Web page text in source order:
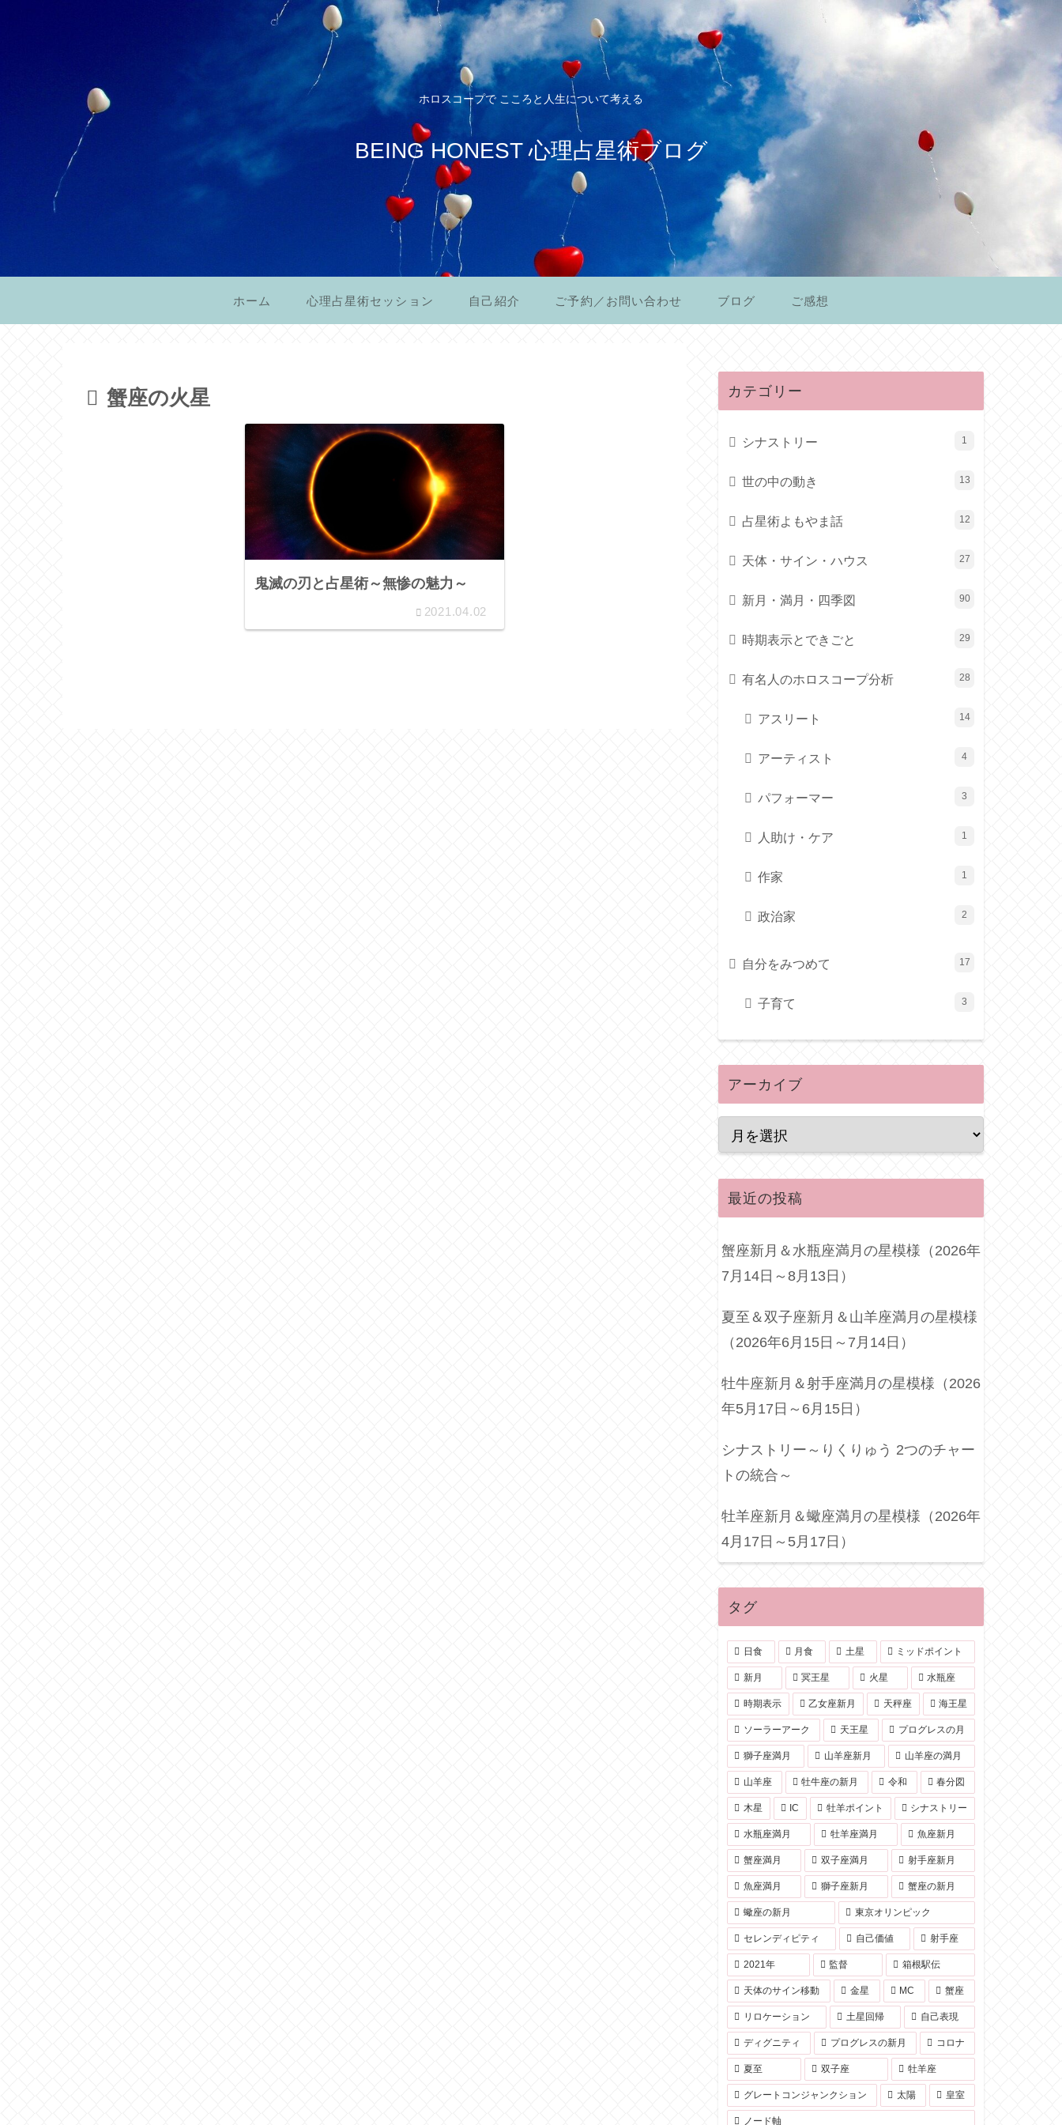
ホロスコープで こころと人生について考える
BEING HONEST 心理占星術ブログ
ホーム 心理占星術セッション 自己紹介 ご予約／お問い合わせ ブログ ご感想
蟹座の火星
鬼滅の刃と占星術～無惨の魅力～
2021.04.02
カテゴリー
シナストリー 1
世の中の動き 13
占星術よもやま話 12
天体・サイン・ハウス 27
新月・満月・四季図 90
時期表示とできごと 29
有名人のホロスコープ分析 28
アスリート 14
アーティスト 4
パフォーマー 3
人助け・ケア 1
作家 1
政治家 2
自分をみつめて 17
子育て 3
アーカイブ
最近の投稿
蟹座新月＆水瓶座満月の星模様（2026年
7月14日～8月13日）
夏至＆双子座新月＆山羊座満月の星模様
（2026年6月15日～7月14日）
牡牛座新月＆射手座満月の星模様（2026
年5月17日～6月15日）
シナストリー～りくりゅう 2つのチャー
トの統合～
牡羊座新月＆蠍座満月の星模様（2026年
4月17日～5月17日）
タグ
日食 月食 土星 ミッドポイント
新月 冥王星 火星 水瓶座
時期表示 乙女座新月 天秤座 海王星
ソーラーアーク 天王星 プログレスの月
獅子座満月 山羊座新月 山羊座の満月
山羊座 牡牛座の新月 令和 春分図
木星 IC 牡羊ポイント シナストリー
水瓶座満月 牡羊座満月 魚座新月
蟹座満月 双子座満月 射手座新月
魚座満月 獅子座新月 蟹座の新月
蠍座の新月 東京オリンピック
セレンディピティ 自己価値 射手座
2021年 監督 箱根駅伝
天体のサイン移動 金星 MC 蟹座
リロケーション 土星回帰 自己表現
ディグニティ プログレスの新月 コロナ
夏至 双子座 牡羊座
グレートコンジャンクション 太陽 皇室
ノード軸